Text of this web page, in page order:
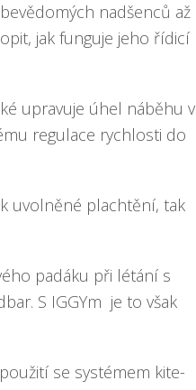
nadšenců až
jak funguje jeho řídicí
upravuje úhel náběhu v
regulace rychlosti do
uvolněné plachtění, tak
padáku při létání s
S IGGYm je to však
se systémem kite-